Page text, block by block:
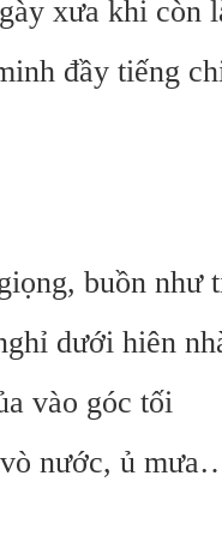
xưa khi còn
đầy tiếng
buồn như
dưới hiên
vào góc tối
vò nước, ủ